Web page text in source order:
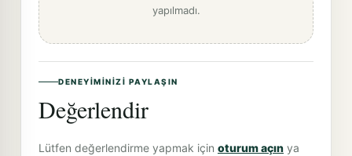
yapılmadı.
DENEYIMINIZI PAYLAŞIN
Değerlendir
Lütfen değerlendirme yapmak için oturum açın ya